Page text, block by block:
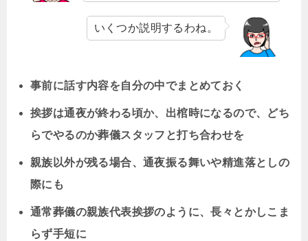
いくつか説明するわね。
事前に話す内容を自分の中でまとめておく
挨拶は通夜が終わる頃か、出棺時になるので、どち
らでやるのか葬儀スタッフと打ち合わせを
親族以外が残る場合、通夜振る舞いや精進落としの
際にも
通常葬儀の親族代表挨拶のように、長々とかしこま
らず手短に